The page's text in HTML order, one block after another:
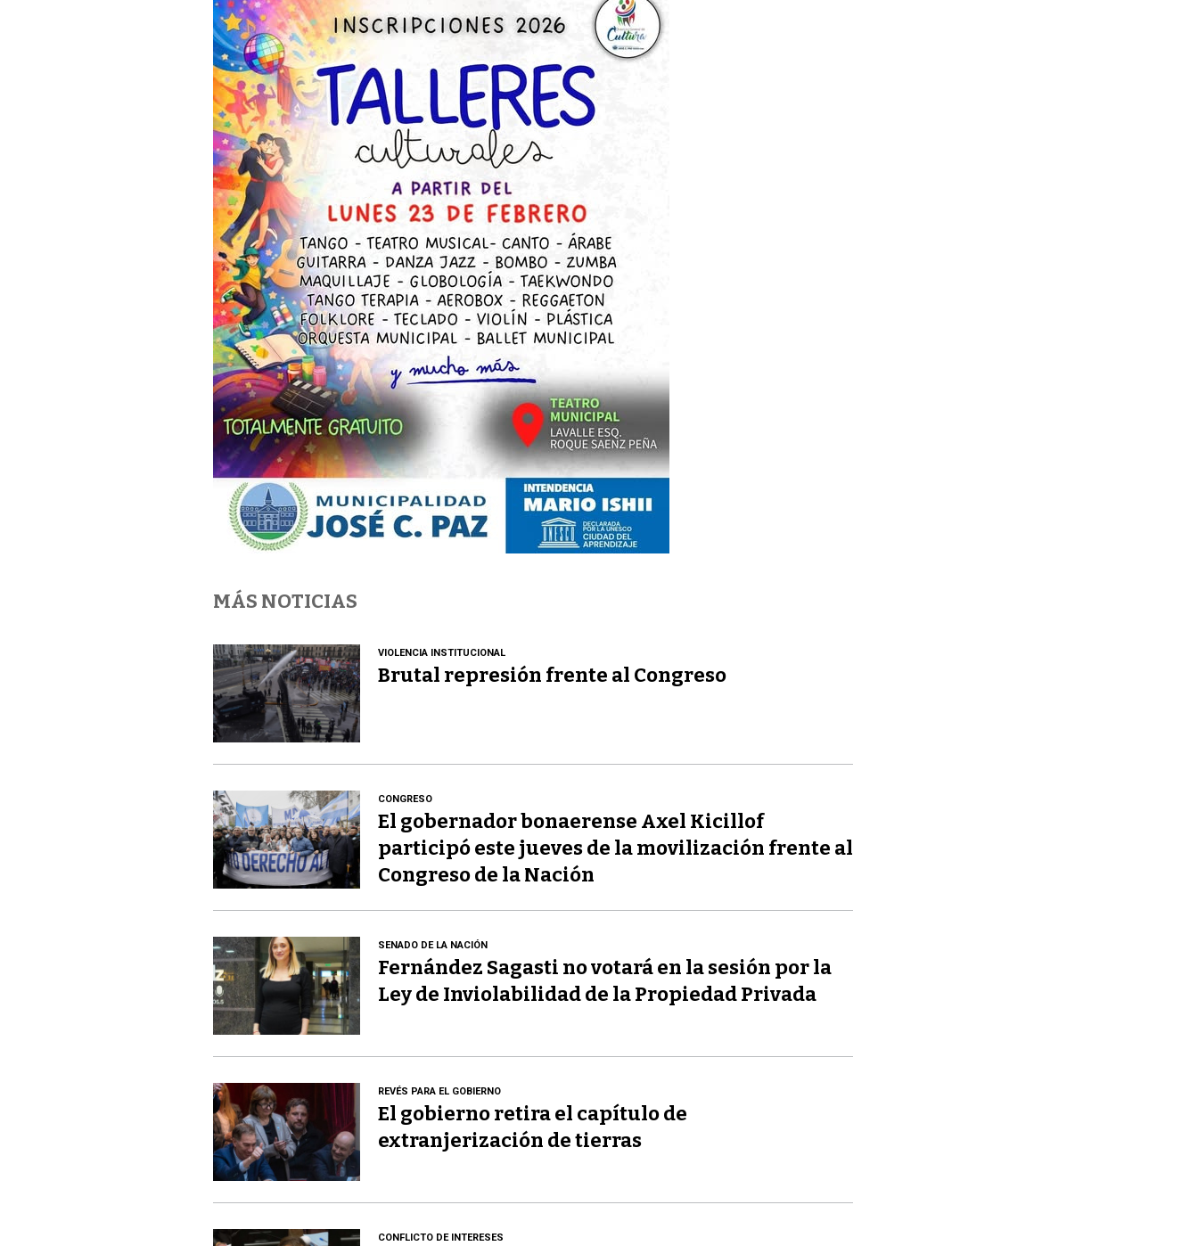
MÁS NOTICIAS
VIOLENCIA INSTITUCIONAL
Brutal represión frente al Congreso
CONGRESO
El gobernador bonaerense Axel Kicillof
participó este jueves de la movilización frente al
Congreso de la Nación
SENADO DE LA NACIÓN
Fernández Sagasti no votará en la sesión por la
Ley de Inviolabilidad de la Propiedad Privada
REVÉS PARA EL GOBIERNO
El gobierno retira el capítulo de
extranjerización de tierras
CONFLICTO DE INTERESES